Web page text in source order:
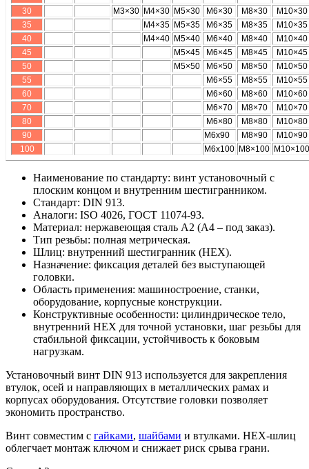
30
М3×30 М4×30 М5×30 М6×30 М8×30
М10×30
35
М4×35 М5×35 М6×35 М8×35
М10×35
40
М4×40 М5×40 М6×40 М8×40
М10×40
45
М5×45 М6×45 М8×45
М10×45
50
М5×50 М6×50 М8×50
М10×50
55
М6×55 М8×55
М10×55
60
М6×60 М8×60
М10×60
70
М6×70 М8×70
М10×70
80
М6×80 М8×80
М10×80
90
М6х90 М8×90
М10×90
100
М6х100 М8×100 М10×100
Наименование по стандарту: винт установочный с
плоским концом и внутренним шестигранником.
Стандарт: DIN 913.
Аналоги: ISO 4026, ГОСТ 11074-93.
Материал: нержавеющая сталь A2 (A4 – под заказ).
Тип резьбы: полная метрическая.
Шлиц: внутренний шестигранник (HEX).
Назначение: фиксация деталей без выступающей
головки.
Область применения: машиностроение, станки,
оборудование, корпусные конструкции.
Конструктивные особенности: цилиндрическое тело,
внутренний HEX для точной установки, шаг резьбы для
стабильной фиксации, устойчивость к боковым
нагрузкам.
Установочный винт DIN 913 используется для закрепления
втулок, осей и направляющих в металлических рамах и
корпусах оборудования. Отсутствие головки позволяет
экономить пространство.
Винт совместим с гайками, шайбами и втулками. HEX-шлиц
облегчает монтаж ключом и снижает риск срыва грани.